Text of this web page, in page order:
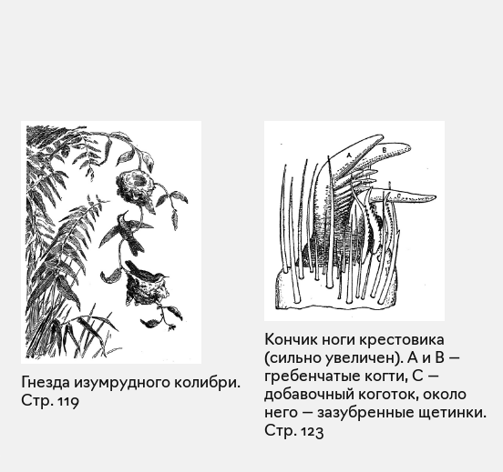
Гнезда изумрудного колибри.
Стр. 119
Кончик ноги крестовика
(сильно увеличен). А и В —
гребенчатые когти, С —
добавочный коготок, около
него — зазубренные щетинки.
Стр. 123